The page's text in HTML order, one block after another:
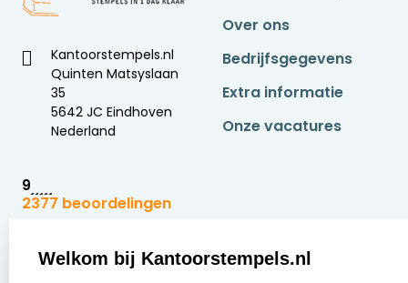
Kantoorstempels.nl
Quinten Matsyslaan
35
5642 JC Eindhoven
Nederland
9
2377 beoordelingen
Over ons
Bedrijfsgegevens
Extra informatie
Onze vacatures
Zakelijk: Klantenservice:
Welkom bij Kantoorstempels.nl